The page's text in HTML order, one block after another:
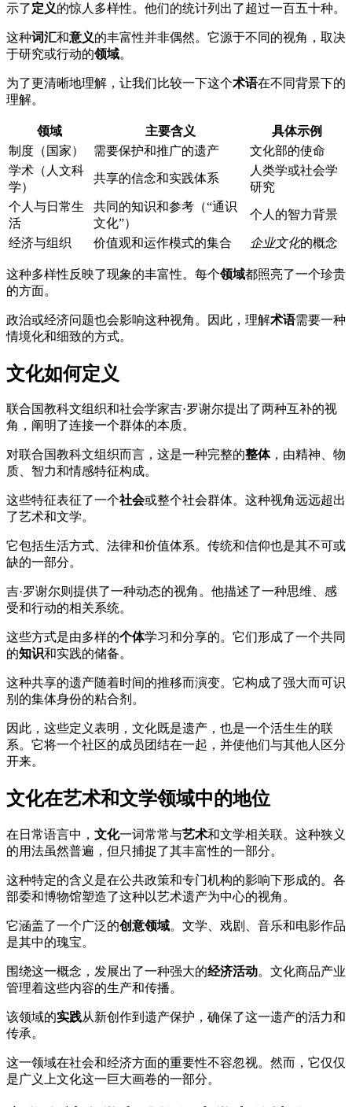
示了定义的惊人多样性。他们的统计列出了超过一百五十种。
这种词汇和意义的丰富性并非偶然。它源于不同的视角，取决
于研究或行动的领域。
为了更清晰地理解，让我们比较一下这个术语在不同背景下的
理解。
领域 主要含义
具体示例
制度（国家）
需要保护和推广的遗产
文化部的使命
学术（人文科
学）
共享的信念和实践体系
人类学或社会学
研究
个人与日常生
活
共同的知识和参考（“通识
文化”）
个人的智力背景
经济与组织 价值观和运作模式的集合 企业文化的概念
这种多样性反映了现象的丰富性。每个领域都照亮了一个珍贵
的方面。
政治或经济问题也会影响这种视角。因此，理解术语需要一种
情境化和细致的方式。
文化如何定义
联合国教科文组织和社会学家吉·罗谢尔提出了两种互补的视
角，阐明了连接一个群体的本质。
对联合国教科文组织而言，这是一种完整的整体，由精神、物
质、智力和情感特征构成。
这些特征表征了一个社会或整个社会群体。这种视角远远超出
了艺术和文学。
它包括生活方式、法律和价值体系。传统和信仰也是其不可或
缺的一部分。
吉·罗谢尔则提供了一种动态的视角。他描述了一种思维、感
受和行动的相关系统。
这些方式是由多样的个体学习和分享的。它们形成了一个共同
的知识和实践的储备。
这种共享的遗产随着时间的推移而演变。它构成了强大而可识
别的集体身份的粘合剂。
因此，这些定义表明，文化既是遗产，也是一个活生生的联
系。它将一个社区的成员团结在一起，并使他们与其他人区分
开来。
文化在艺术和文学领域中的地位
在日常语言中， 文化一词常常与艺术和文学相关联。这种狭义
的用法虽然普遍，但只捕捉了其丰富性的一部分。
这种特定的含义是在公共政策和专门机构的影响下形成的。各
部委和博物馆塑造了这种以艺术遗产为中心的视角。
它涵盖了一个广泛的创意领域。文学、戏剧、音乐和电影作品
是其中的瑰宝。
围绕这一概念，发展出了一种强大的经济活动。文化商品产业
管理着这些内容的生产和传播。
该领域的实践从新创作到遗产保护，确保了这一遗产的活力和
传承。
这一领域在社会和经济方面的重要性不容忽视。然而，它仅仅
是广义上文化这一巨大画卷的一部分。